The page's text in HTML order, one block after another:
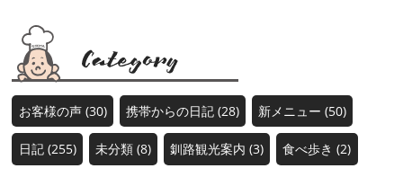
お客様の声 (30) 携帯からの日記 (28) 新メニュー (50)
日記 (255) 未分類 (8) 釧路観光案内 (3) 食べ歩き (2)